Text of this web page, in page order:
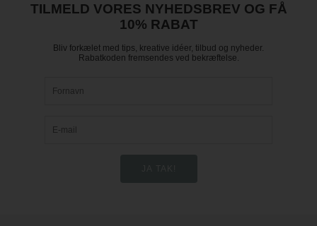
TILMELD VORES NYHEDSBREV OG FÅ
10% RABAT
Bliv forkælet med tips, kreative idéer, tilbud og nyheder.
Rabatkoden fremsendes ved bekræftelse.